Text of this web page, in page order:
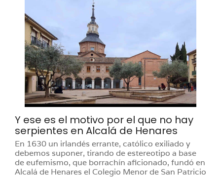
Y ese es el motivo por el que no hay
serpientes en Alcalá de Henares
En 1630 un irlandés errante, católico exiliado y
debemos suponer, tirando de estereotipo a base
de eufemismo, que borrachín aficionado, fundó en
Alcalá de Henares el Colegio Menor de San Patricio